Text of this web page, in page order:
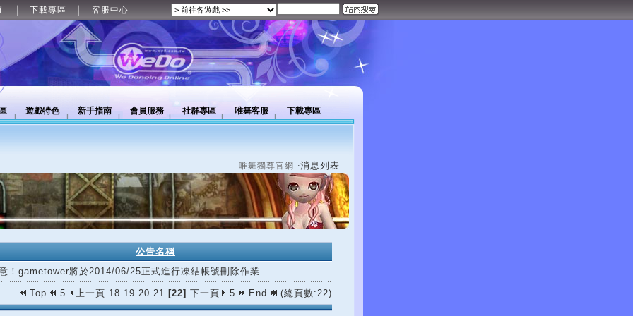
下載專區 客服中心
遊戲特色 新手指南 會員服務 社群專區 唯舞客服 下載專區
唯舞獨尊官網 ‧消息列表
公告名稱
！gametower將於2014/06/25正式進行凍結帳號刪除作業
Top 5 上一頁 18 19 20 21 [22] 下一頁 5 End (總頁數:22)